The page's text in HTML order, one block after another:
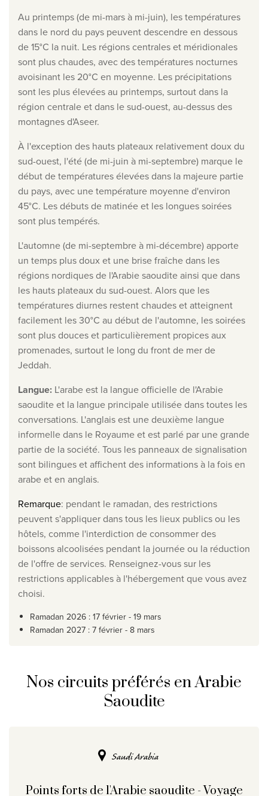
Clause de non-responsabilité en matière de
la vie privée
©2026, Travelworld
Au printemps (de mi-mars à mi-juin), les températures
dans le nord du pays peuvent descendre en dessous
de 15°C la nuit. Les régions centrales et méridionales
sont plus chaudes, avec des températures nocturnes
avoisinant les 20°C en moyenne. Les précipitations
sont les plus élevées au printemps, surtout dans la
région centrale et dans le sud-ouest, au-dessus des
montagnes d'Aseer.
À l'exception des hauts plateaux relativement doux du
sud-ouest, l'été (de mi-juin à mi-septembre) marque le
début de températures élevées dans la majeure partie
du pays, avec une température moyenne d'environ
45°C. Les débuts de matinée et les longues soirées
sont plus tempérés.
L'automne (de mi-septembre à mi-décembre) apporte
un temps plus doux et une brise fraîche dans les
régions nordiques de l'Arabie saoudite ainsi que dans
les hauts plateaux du sud-ouest. Alors que les
températures diurnes restent chaudes et atteignent
facilement les 30°C au début de l'automne, les soirées
sont plus douces et particulièrement propices aux
promenades, surtout le long du front de mer de
Jeddah.
Langue: L'arabe est la langue officielle de l'Arabie
saoudite et la langue principale utilisée dans toutes les
conversations. L'anglais est une deuxième langue
informelle dans le Royaume et est parlé par une grande
partie de la société. Tous les panneaux de signalisation
sont bilingues et affichent des informations à la fois en
arabe et en anglais.
Remarque: pendant le ramadan, des restrictions
peuvent s'appliquer dans tous les lieux publics ou les
hôtels, comme l'interdiction de consommer des
boissons alcoolisées pendant la journée ou la réduction
de l'offre de services. Renseignez-vous sur les
restrictions applicables à l'hébergement que vous avez
choisi.
Ramadan 2026 : 17 février - 19 mars
Ramadan 2027 : 7 février - 8 mars
Nos circuits préférés en Arabie
Saoudite
Saudi Arabia
Points forts de l'Arabie saoudite - Voyage